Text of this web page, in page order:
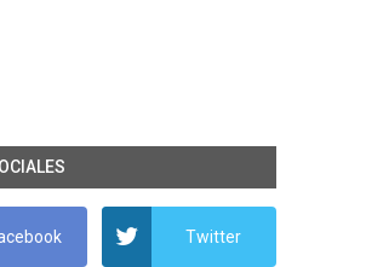
Twitter